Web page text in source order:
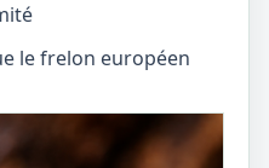
le frelon européen